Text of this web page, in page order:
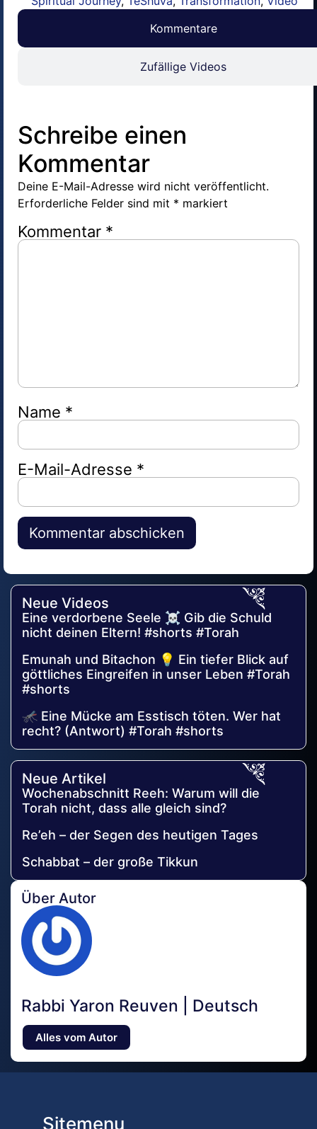
Kommentare
Zufällige Videos
Schreibe einen
Kommentar
Deine E-Mail-Adresse wird nicht veröffentlicht.
Erforderliche Felder sind mit * markiert
Kommentar *
Name *
E-Mail-Adresse *
Neue Videos
Eine verdorbene Seele ☠️ Gib die Schuld
nicht deinen Eltern! #shorts #Torah
Emunah und Bitachon 💡 Ein tiefer Blick auf
göttliches Eingreifen in unser Leben #Torah
#shorts
🦟 Eine Mücke am Esstisch töten. Wer hat
recht? (Antwort) #Torah #shorts
Neue Artikel
Wochenabschnitt Reeh: Warum will die
Torah nicht, dass alle gleich sind?
Re’eh – der Segen des heutigen Tages
Schabbat – der große Tikkun
Über Autor
Rabbi Yaron Reuven | Deutsch
Alles vom Autor
Sitemenu